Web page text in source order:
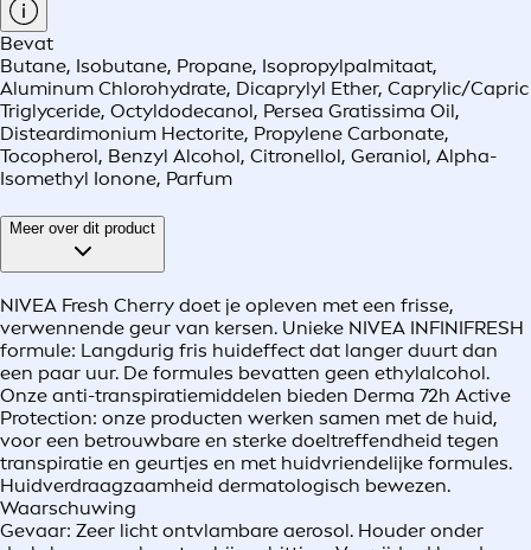
Bevat
Butane, Isobutane, Propane, Isopropylpalmitaat,
Aluminum Chlorohydrate, Dicaprylyl Ether, Caprylic/Capric
Triglyceride, Octyldodecanol, Persea Gratissima Oil,
Disteardimonium Hectorite, Propylene Carbonate,
Tocopherol, Benzyl Alcohol, Citronellol, Geraniol, Alpha-
Isomethyl Ionone, Parfum
Meer over dit product
NIVEA Fresh Cherry doet je opleven met een frisse,
verwennende geur van kersen. Unieke NIVEA INFINIFRESH
formule: Langdurig fris huideffect dat langer duurt dan
een paar uur. De formules bevatten geen ethylalcohol.
Onze anti-transpiratiemiddelen bieden Derma 72h Active
Protection: onze producten werken samen met de huid,
voor een betrouwbare en sterke doeltreffendheid tegen
transpiratie en geurtjes en met huidvriendelijke formules.
Huidverdraagzaamheid dermatologisch bewezen.
Waarschuwing
Gevaar: Zeer licht ontvlambare aerosol. Houder onder